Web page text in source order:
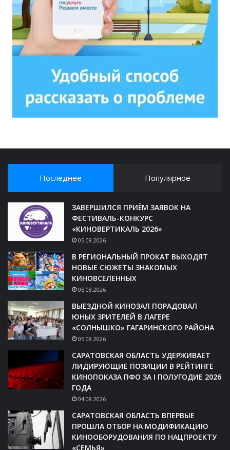
Последнее Популярное
ЗАВЕРШИЛСЯ ПРИЁМ ЗАЯВОК НА
ФЕСТИВАЛЬ-КОНКУРС
«КИНОВЕРТИКАЛЬ 2026»
05.08.2026
В РЕГИОНАЛЬНЫЙ ПРОКАТ ВЫХОДЯТ
НОВЫЕ СЮЖЕТЫ ЗНАКОМЫХ
КИНОВСЕЛЕННЫХ
05.08.2026
ВЫЕЗДНОЙ КИНОЗАЛ ПОРАДОВАЛ
ЮНЫХ ЗРИТЕЛЕЙ В ЛАГЕРЕ
«СОЛНЫШКО» ГАГАРИНСКОГО РАЙОНА
05.08.2026
САРАТОВСКАЯ ОБЛАСТЬ УДЕРЖИВАЕТ
ЛИДИРУЮЩИЕ ПОЗИЦИИ В РЕЙТИНГЕ
КИНОПОКАЗА ПФО ЗА I ПОЛУГОДИЕ 2026
ГОДА
04.08.2026
САРАТОВСКАЯ ОБЛАСТЬ ВПЕРВЫЕ
ПРОШЛА ОТБОР НА МОДИФИКАЦИЮ
КИНООБОРУДОВАНИЯ ПО НАЦПРОЕКТУ
«СЕМЬЯ»